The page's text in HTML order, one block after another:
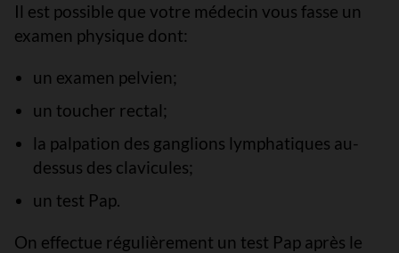
Il est possible que votre médecin vous fasse un
examen physique dont:
un examen pelvien;
un toucher rectal;
la palpation des ganglions lymphatiques au-
dessus des clavicules;
un test Pap.
On effectue régulièrement un test Pap après le